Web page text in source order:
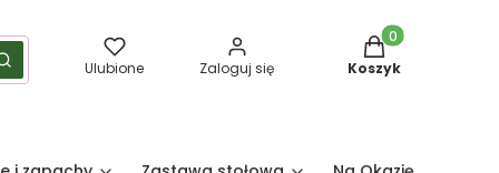
Szukaj Ulubione Zaloguj się
Produkty w
Koszyk